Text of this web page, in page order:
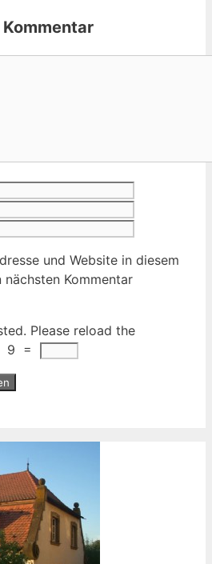
und Website in diesem
Kommentar
Please reload the
9 =